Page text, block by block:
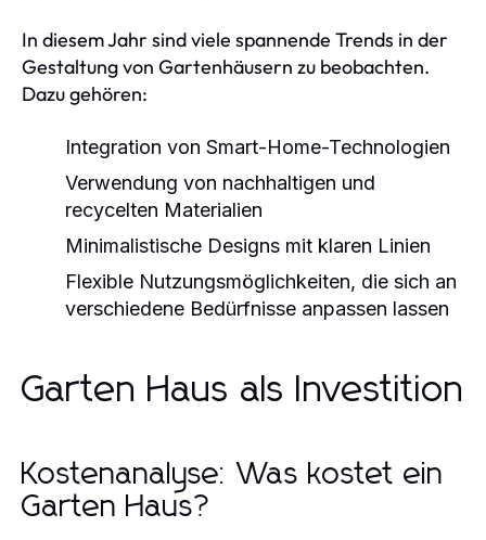
In diesem Jahr sind viele spannende Trends in der
Gestaltung von Gartenhäusern zu beobachten.
Dazu gehören:
Integration von Smart-Home-Technologien
Verwendung von nachhaltigen und
recycelten Materialien
Minimalistische Designs mit klaren Linien
Flexible Nutzungsmöglichkeiten, die sich an
verschiedene Bedürfnisse anpassen lassen
Garten Haus als Investition
Kostenanalyse: Was kostet ein
Garten Haus?